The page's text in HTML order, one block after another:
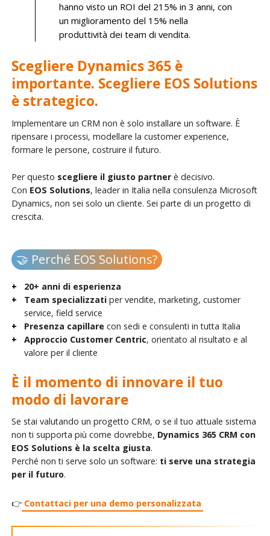
hanno visto un ROI del 215% in 3 anni, con
un miglioramento del 15% nella
produttività dei team di vendita.
Scegliere Dynamics 365 è
importante. Scegliere EOS Solutions
è strategico.
Implementare un CRM non è solo installare un software. È
ripensare i processi, modellare la customer experience,
formare le persone, costruire il futuro.
Per questo scegliere il giusto partnerè decisivo.
Con EOS Solutions, leader in Italia nella consulenza Microsoft
Dynamics, non sei solo un cliente. Sei parte di un progetto di
crescita.
🤝 Perché EOS Solutions?
20+ anni di esperienza
Team specializzati per vendite, marketing, customer
service, field service
Presenza capillare con sedi e consulenti in tutta Italia
Approccio Customer Centric, orientato al risultato e al
valore per il cliente
È il momento di innovare il tuo
modo di lavorare
Se stai valutando un progetto CRM, o se il tuo attuale sistema
non ti supporta più come dovrebbe, Dynamics 365 CRM con
EOS Solutions è la scelta giusta.
Perché non ti serve solo un software: ti serve una strategia
per il futuro.
👉 Contattaci per una demo personalizzata